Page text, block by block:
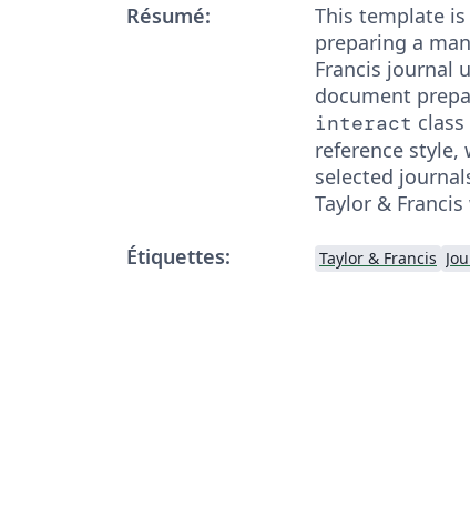
Résumé:
This template
preparing a
Francis journal
document
interact
reference style,
selected
Taylor &
Étiquettes:
Taylor & Francis